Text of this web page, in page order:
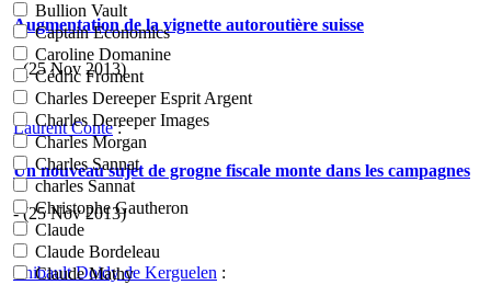
Bullion Vault
Captain Economics
Caroline Domanine
Cédric Froment
Charles Dereeper Esprit Argent
Charles Dereeper Images
Charles Morgan
Charles Sannat
charles Sannat
Christophe Gautheron
Claude
Claude Bordeleau
Claude Mathy
Augmentation de la vignette autoroutière suisse
- (25 Nov 2013)
Laurent Conte:
Un nouveau sujet de grogne fiscale monte dans les campagnes
- (25 Nov 2013)
Thibault Doidy de Kerguelen :